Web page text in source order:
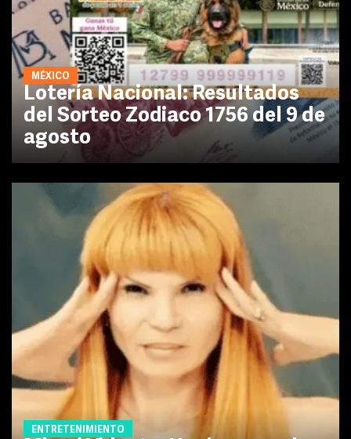
MÉXICO
Lotería Nacional: Resultados
del Sorteo Zodiaco 1756 del 9 de
agosto
ENTRETENIMIENTO